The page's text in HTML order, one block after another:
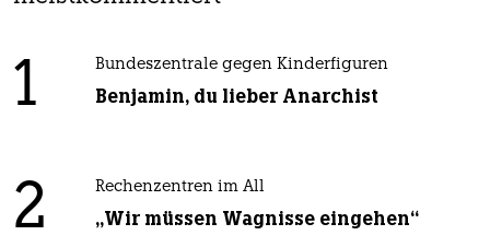
1 Bundeszentrale gegen Kinderfiguren
Benjamin, du lieber Anarchist
2 Rechenzentren im All
„Wir müssen Wagnisse eingehen“